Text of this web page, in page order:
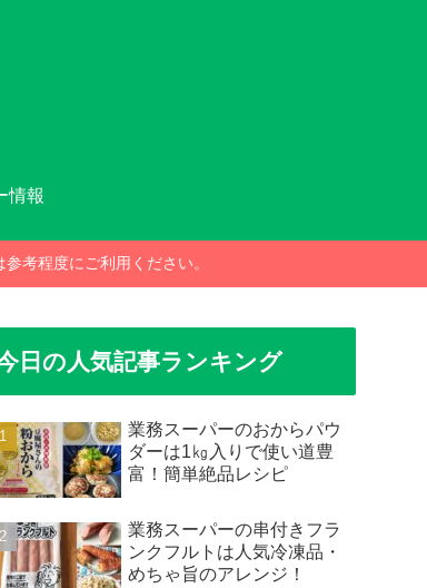
情報
考程度にご利用ください。
日の人気記事ランキング
業務スーパーのおからパウ
ダーは1㎏入りで使い道豊
富！簡単絶品レシピ
業務スーパーの串付きフラ
ンクフルトは人気冷凍品・
めちゃ旨のアレンジ！